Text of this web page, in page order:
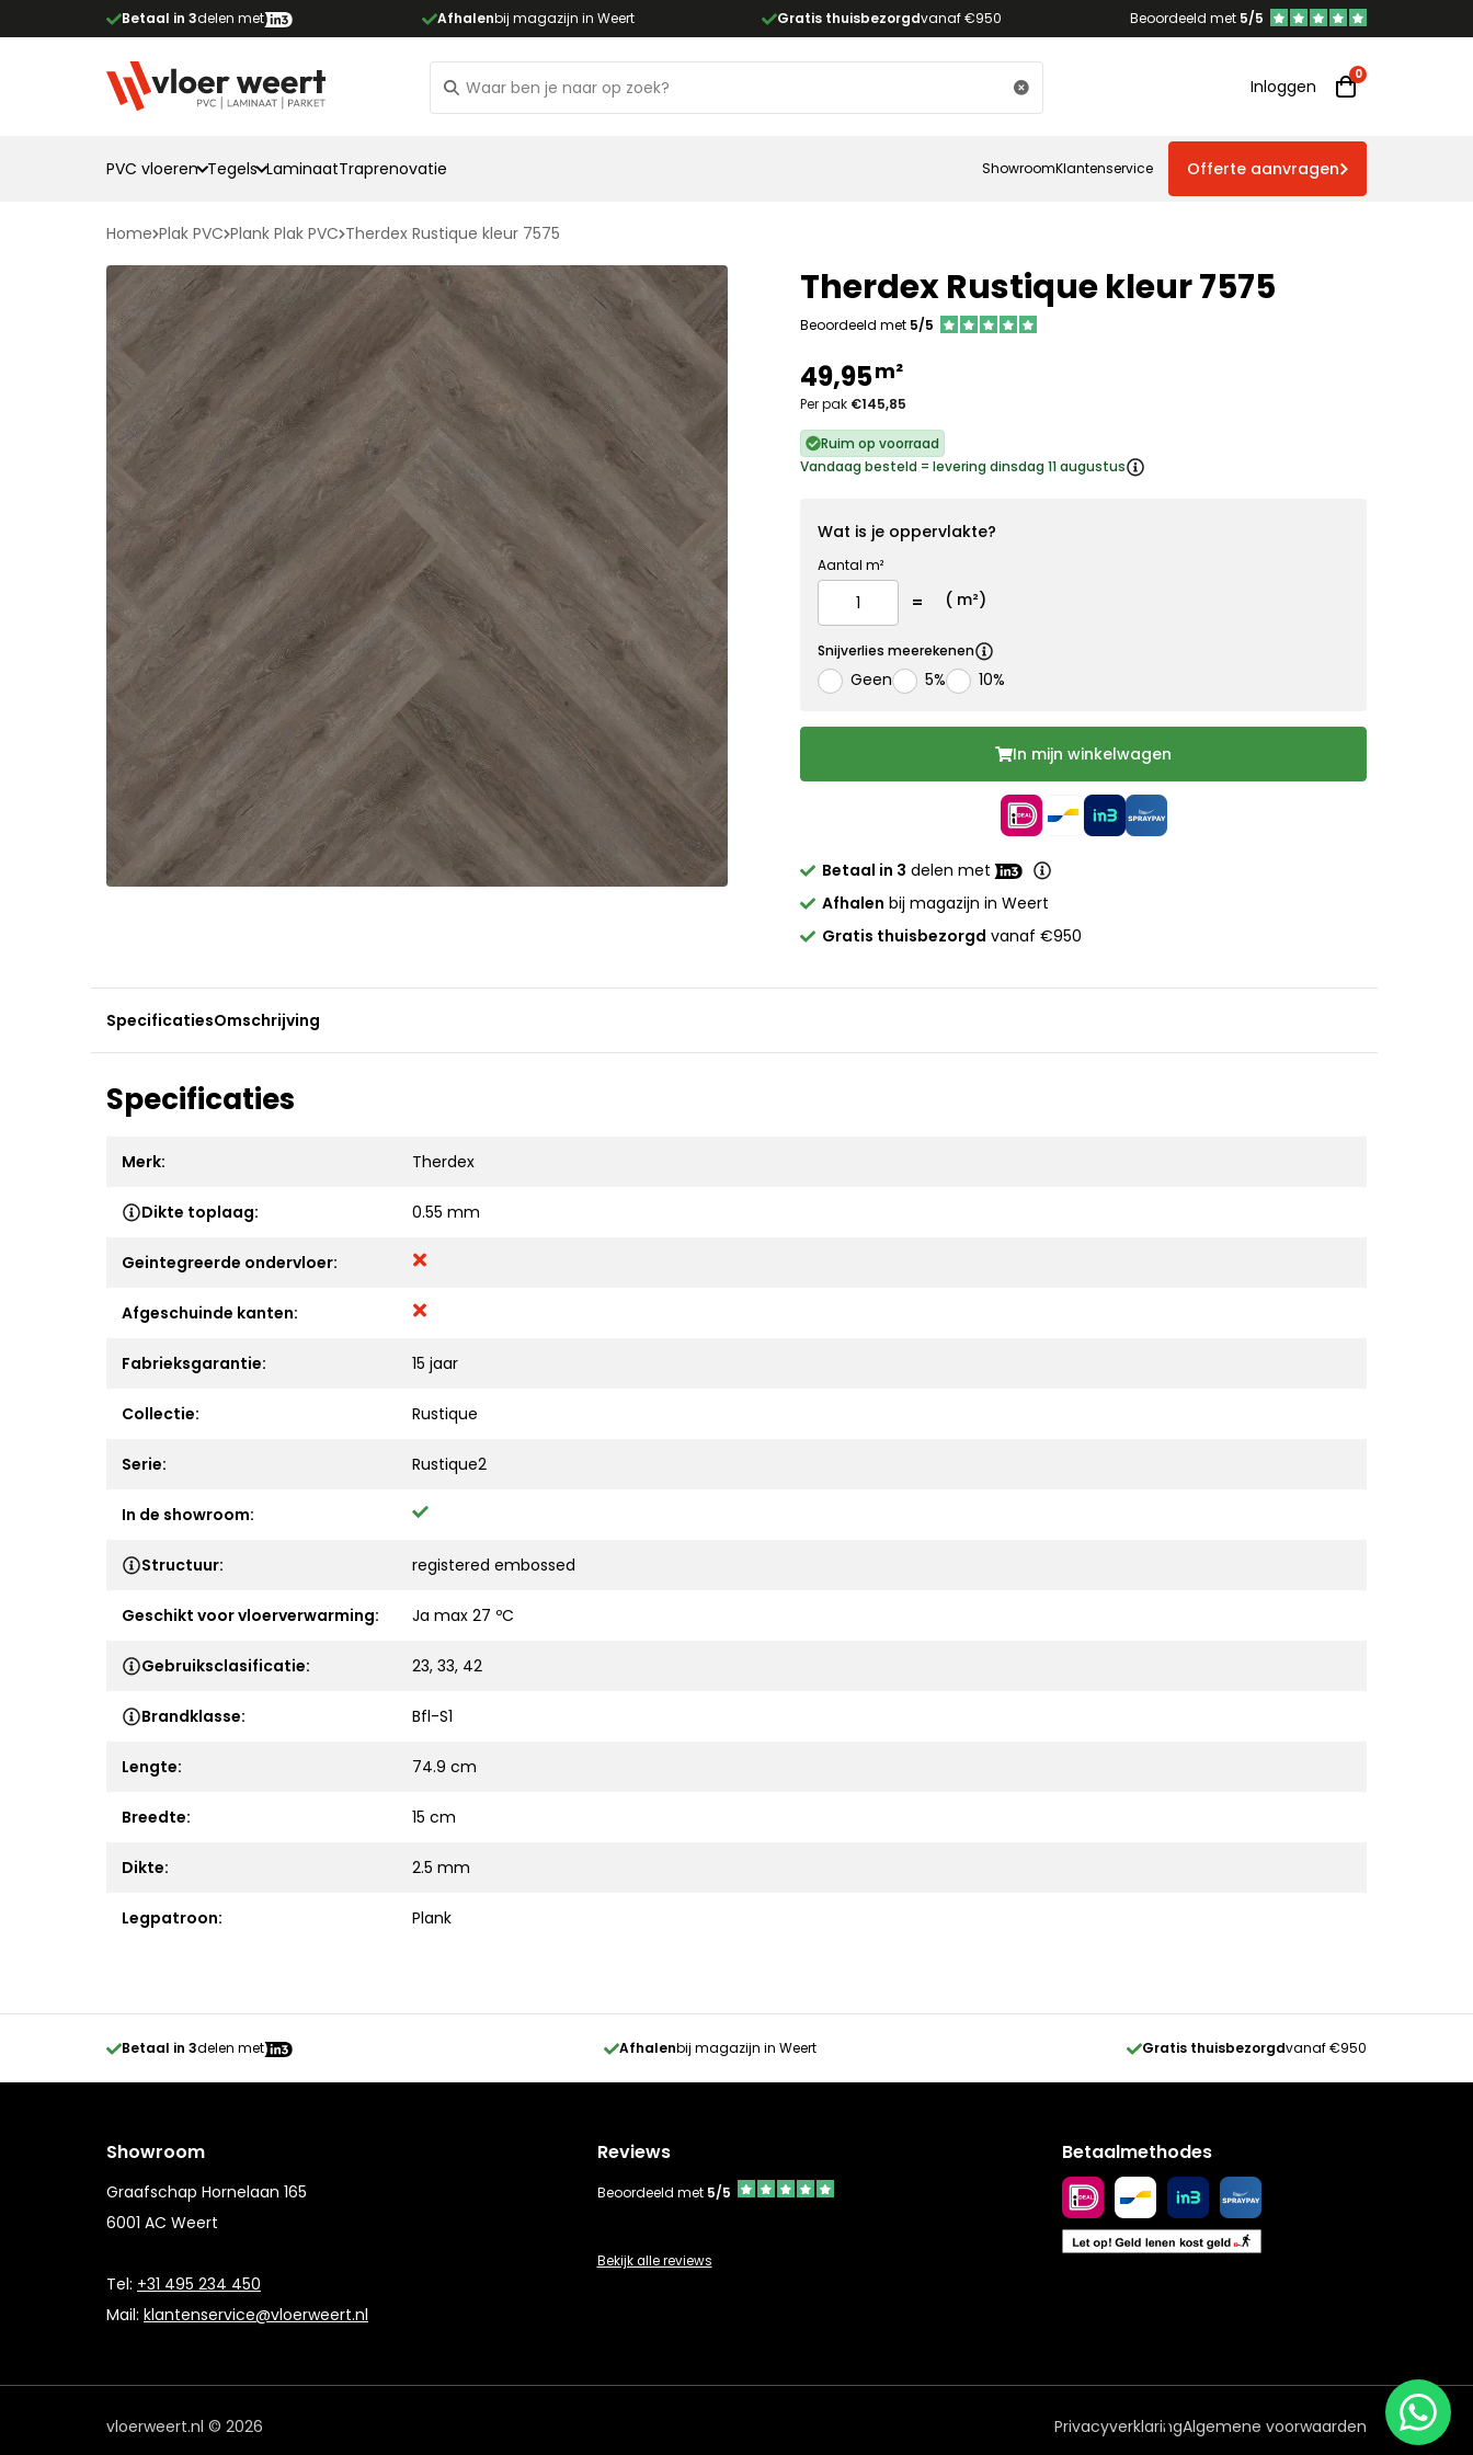
Betaal in 3delen met Afhalenbij magazijn in Weert Gratis thuisbezorgdvanaf €950 Beoordeeld met 5/5
Inloggen
PVC vloeren Tegels LaminaatTraprenovatie ShowroomKlantenservice Offerte aanvragen
Home Plak PVC Plank Plak PVC Therdex Rustique kleur 7575
Therdex Rustique kleur 7575
Beoordeeld met 5/5
49,95m²
Per pak €145,85
Ruim op voorraad
Vandaag besteld = levering dinsdag 11 augustus
Wat is je oppervlakte?
Aantal m²
( m²)
Snijverlies meerekenen
Geen 5% 10%
In mijn winkelwagen
Betaal in 3 delen met
Afhalen bij magazijn in Weert
Gratis thuisbezorgd vanaf €950
SpecificatiesOmschrijving
Specificaties
Merk: Therdex
Dikte toplaag: 0.55 mm
Geintegreerde ondervloer:
Afgeschuinde kanten:
Fabrieksgarantie: 15 jaar
Collectie: Rustique
Serie: Rustique2
In de showroom:
Structuur: registered embossed
Geschikt voor vloerverwarming: Ja max 27 ºC
Gebruiksclasificatie: 23, 33, 42
Brandklasse: Bfl-S1
Lengte: 74.9 cm
Breedte: 15 cm
Dikte: 2.5 mm
Legpatroon: Plank
Betaal in 3delen met Afhalenbij magazijn in Weert Gratis thuisbezorgdvanaf €950
Showroom
Graafschap Hornelaan 165
6001 AC Weert
Tel: +31 495 234 450
Mail: klantenservice@vloerweert.nl
Reviews
Beoordeeld met 5/5
Bekijk alle reviews
Betaalmethodes
vloerweert.nl © 2026 PrivacyverklaringAlgemene voorwaarden